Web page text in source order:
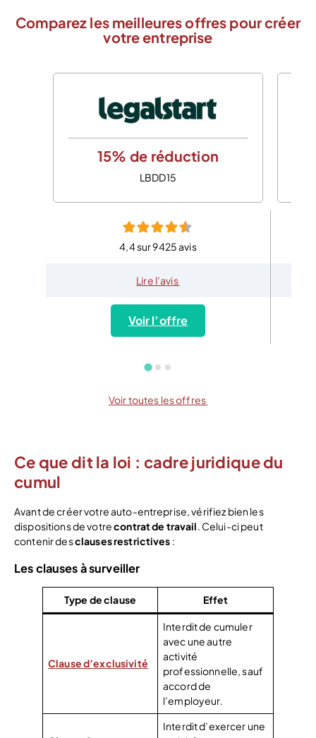
Comparez les meilleures offres pour créer
votre entreprise
15% de réduction
LBDD15
4,4 sur 9425 avis
Lire l’avis
Voir l’offre
Voir toutes les offres
Ce que dit la loi : cadre juridique du
cumul
Avant de créer votre auto-entreprise, vérifiez bien les
dispositions de votrecontrat de travail. Celui-ci peut
contenir desclauses restrictives :
Les clauses à surveiller
Type de clause Effet
Clause d’exclusivité
Interdit de cumuler
avec une autre
activité
professionnelle, sauf
accord de
l’employeur.
Interdit d’exercer une